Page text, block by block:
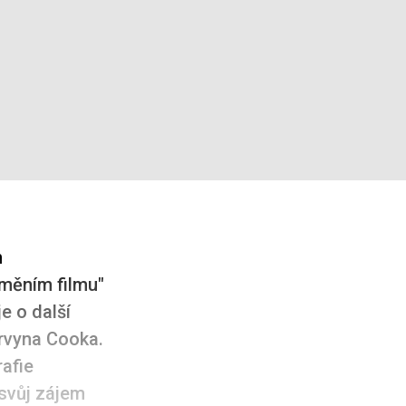
filmu"
o další
Cooka.
zájem